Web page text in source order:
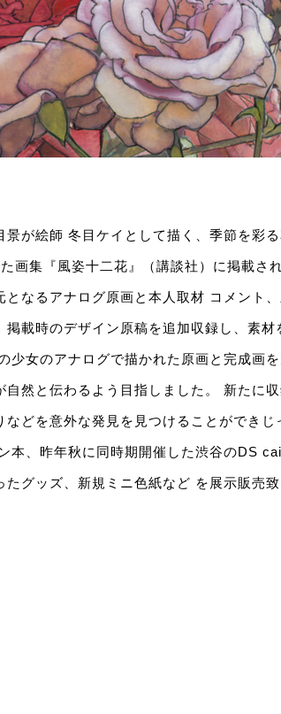
景が絵師 冬目ケイとして描く、季節を彩
画集『風姿十二花』（講談社）に掲載さ
となるアナログ原画と本人取材 コメント
掲載時のデザイン原稿を追加収録し、素
少女のアナログで描かれた原画と完成画
自然と伝わるよう目指しました。 新たに
などを意外な発見を見つけることができ
本、昨年秋に同時期開催した渋谷のDS
たグッズ、新規ミニ色紙など を展示販売